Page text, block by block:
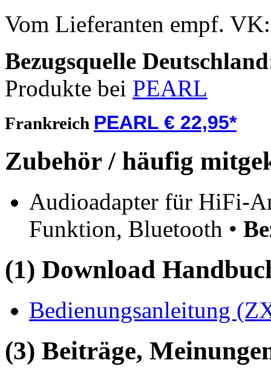
Vom Lieferanten empf.
Bezugsquelle Deutschland
Produkte bei PEARL
Frankreich PEARL € 22,95*
Zubehör / häufig
Audioadapter für HiFi-
Funktion, Bluetooth •
(1) Download
Bedienungsanleitung
(3) Beiträge,